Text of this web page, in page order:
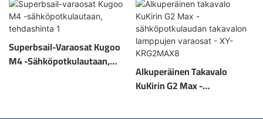
Superbsail-Varaosat Kugoo
M4 -sähköpotkulautaan,
Alkuperäinen Takavalo
KuKirin G2 Max -